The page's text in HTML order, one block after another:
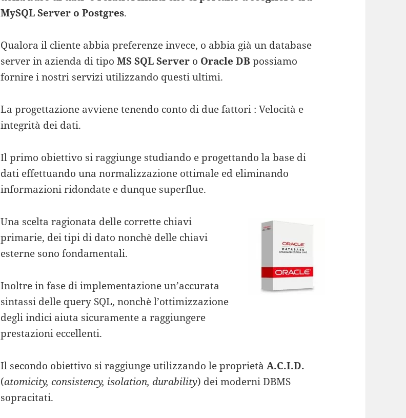
MySQL Server o Postgres.
Qualora il cliente abbia preferenze invece, o abbia già un database
server in azienda di tipoMS SQL Server o Oracle DB possiamo
fornire i nostri servizi utilizzando questi ultimi.
La progettazione avviene tenendo conto di due fattori : Velocità e
integrità dei dati.
Il primo obiettivo si raggiunge studiando e progettando la base di
dati effettuando una normalizzazione ottimale ed eliminando
informazioni ridondate e dunque superflue.
Una scelta ragionata delle corrette chiavi
primarie, dei tipi di dato nonchè delle chiavi
esterne sono fondamentali.
Inoltre in fase di implementazione un’accurata
sintassi delle query SQL, nonchè l’ottimizzazione
degli indici aiuta sicuramente a raggiungere
prestazioni eccellenti.
Il secondo obiettivo si raggiunge utilizzando le proprietàA.C.I.D.
(atomicity, consistency, isolation, durability) dei moderni DBMS
sopracitati.